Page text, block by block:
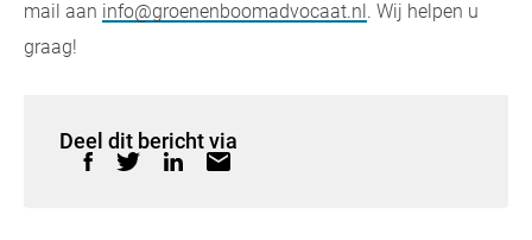
mail aan info@groenenboomadvocaat.nl. Wij helpen u
graag!
Deel dit bericht via